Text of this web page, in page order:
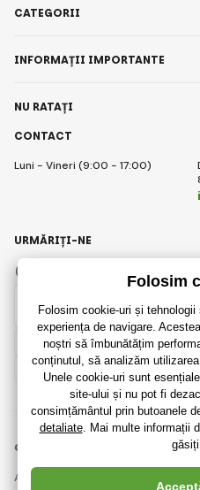
CONTACT
Luni - Vineri (9:00 - 17:00)
CATEGORII
INFORMAȚII IMPORTANTE
NU RATAȚI
Romanian
URMĂRIȚI-NE
Instagram
© 2018 - 2026 RaiJucării.ro, Toate
Această pagină este protejată prin